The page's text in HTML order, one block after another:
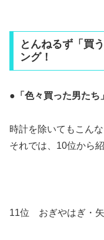
とんねるず「買
ング！
●「色々買った男たち
時計を除いてもこん
それでは、10位から
11位 おぎやはぎ・